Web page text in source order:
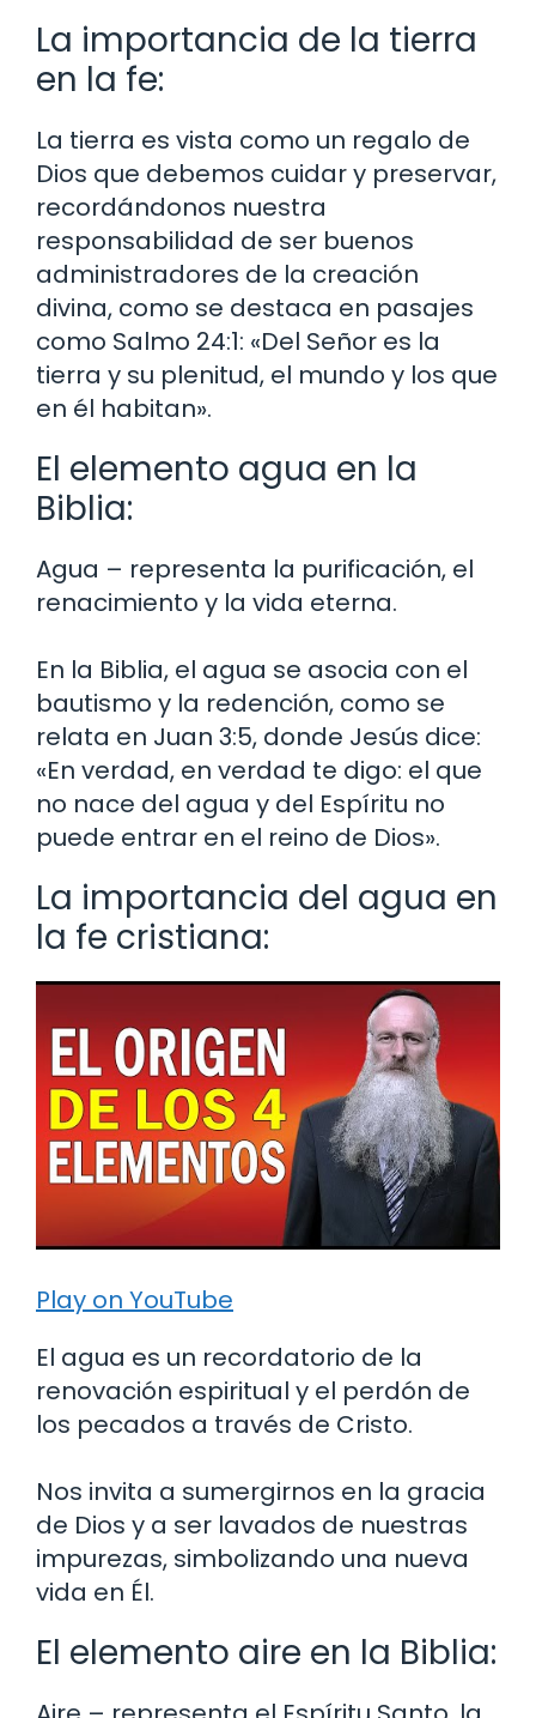
La importancia de la tierra
en la fe:
La tierra es vista como un regalo de
Dios que debemos cuidar y preservar,
recordándonos nuestra
responsabilidad de ser buenos
administradores de la creación
divina, como se destaca en pasajes
como Salmo 24:1: «Del Señor es la
tierra y su plenitud, el mundo y los que
en él habitan».
El elemento agua en la
Biblia:
Agua – representa la purificación, el
renacimiento y la vida eterna.
En la Biblia, el agua se asocia con el
bautismo y la redención, como se
relata en Juan 3:5, donde Jesús dice:
«En verdad, en verdad te digo: el que
no nace del agua y del Espíritu no
puede entrar en el reino de Dios».
La importancia del agua en
la fe cristiana:
Play on YouTube
El agua es un recordatorio de la
renovación espiritual y el perdón de
los pecados a través de Cristo.
Nos invita a sumergirnos en la gracia
de Dios y a ser lavados de nuestras
impurezas, simbolizando una nueva
vida en Él.
El elemento aire en la Biblia: